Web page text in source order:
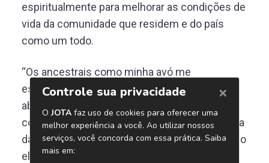
espiritualmente para melhorar as condições de
vida da comunidade que residem e do país
como um todo.
“Os ancestrais como minha avó me
escolheram como uma ponta de lança para
abrir este caminho, um caminho de volta, de
conexão com a nossa história. Com a memória
das nossas avós, dos nossos ancestrais. E são
eles que tem me conduzido para essa